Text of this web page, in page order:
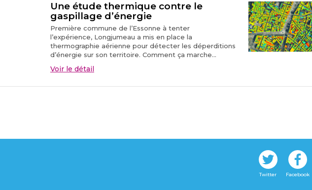
Une étude thermique contre le
gaspillage d’énergie
Première commune de l’Essonne à tenter
l’expérience, Longjumeau a mis en place la
thermographie aérienne pour détecter les déperditions
d’énergie sur son territoire. Comment ça marche...
Voir le détail